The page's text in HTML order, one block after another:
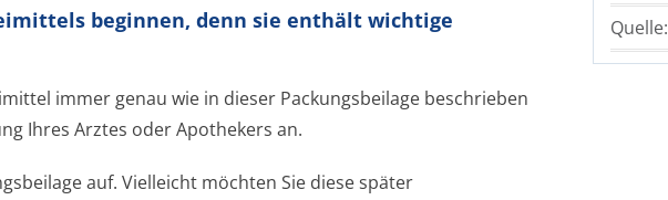
Quelle:
beginnen, denn sie enthält wichtige
immer genau wie in dieser Packungsbeilage beschrieben
Ihres Arztes oder Apothekers an.
auf. Vielleicht möchten Sie diese später